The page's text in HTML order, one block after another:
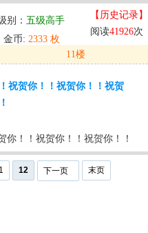
别： 五级高手
金币: 2333 枚
【历史记录】
阅读41926次
11楼
祝贺你！！祝贺你！！祝贺
！！祝贺你！！祝贺你！！
12 下一页
末页